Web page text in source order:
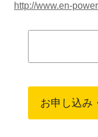
http://www.en-
お申し込み